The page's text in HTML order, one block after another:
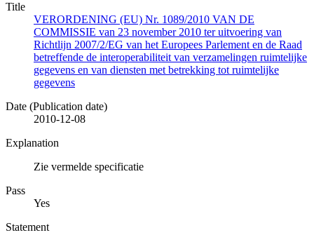
Title
VERORDENING (EU) Nr. 1089/2010 VAN DE
COMMISSIE van 23 november 2010 ter uitvoering van
Richtlijn 2007/2/EG van het Europees Parlement en de Raad
betreffende de interoperabiliteit van verzamelingen ruimtelijke
gegevens en van diensten met betrekking tot ruimtelijke
gegevens
Date (Publication date)
2010-12-08
Explanation
Zie vermelde specificatie
Pass
Yes
Statement